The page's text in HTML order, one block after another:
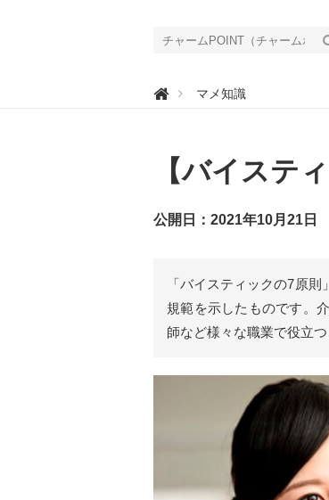
チ
O
N
チ
ャ
イ
ト
）
｜
介
働
情
マメ知識
【バイステ
公開日：2021年10月21日
「バイスティックの7原
規範を示したものです。
師など様々な職業で役立